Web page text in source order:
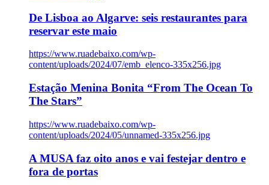
De Lisboa ao Algarve: seis restaurantes para
reservar este maio
https://www.ruadebaixo.com/wp-
content/uploads/2024/07/emb_elenco-335x256.jpg
Estação Menina Bonita “From The Ocean To
The Stars”
https://www.ruadebaixo.com/wp-
content/uploads/2024/05/unnamed-335x256.jpg
A MUSA faz oito anos e vai festejar dentro e
fora de portas